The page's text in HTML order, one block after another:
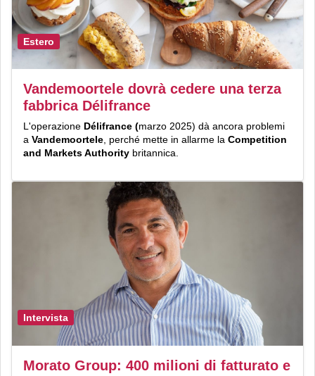
Estero
Vandemoortele dovrà cedere una terza
fabbrica Délifrance
L'operazione Délifrance (marzo 2025) dà ancora problemi
a Vandemoortele , perché mette in allarme la Competition
and Markets Authority britannica.
Intervista
Morato Group: 400 milioni di fatturato e